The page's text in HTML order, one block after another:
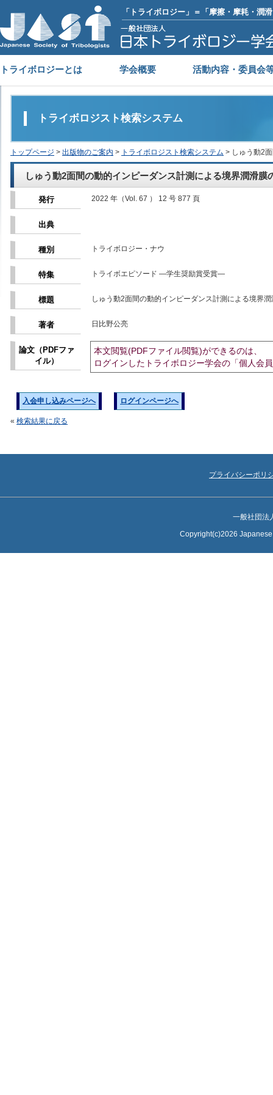
「トライボロジー」＝「摩擦・摩耗・潤
トライボロジーとは 学会概要 活動内容・委員会
トライボロジスト検索システム
トップページ > 出版物のご案内 > トライボロジスト検索システム > しゅう動2
しゅう動2面間の動的インピーダンス計測による境界潤滑膜
発行 2022 年（Vol. 67 ） 12 号 877 頁
出典
種別 トライボロジー・ナウ
特集 トライボエピソード ―学生奨励賞受賞―
標題 しゅう動2面間の動的インピーダンス計測による境界
著者 日比野公亮
論文（PDFファ
イル）
本文閲覧(PDFファイル閲覧)ができるのは、
ログインしたトライボロジー学会の「個人会
入会申し込みページへ ログインページへ
« 検索結果に戻る
プライバシーポリ
一般社団法
Copyright(c)2026